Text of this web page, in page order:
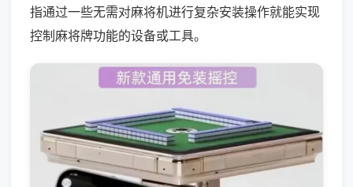
指通过一些无需对麻将机进行复杂安装操作就能实现
控制麻将牌功能的设备或工具。